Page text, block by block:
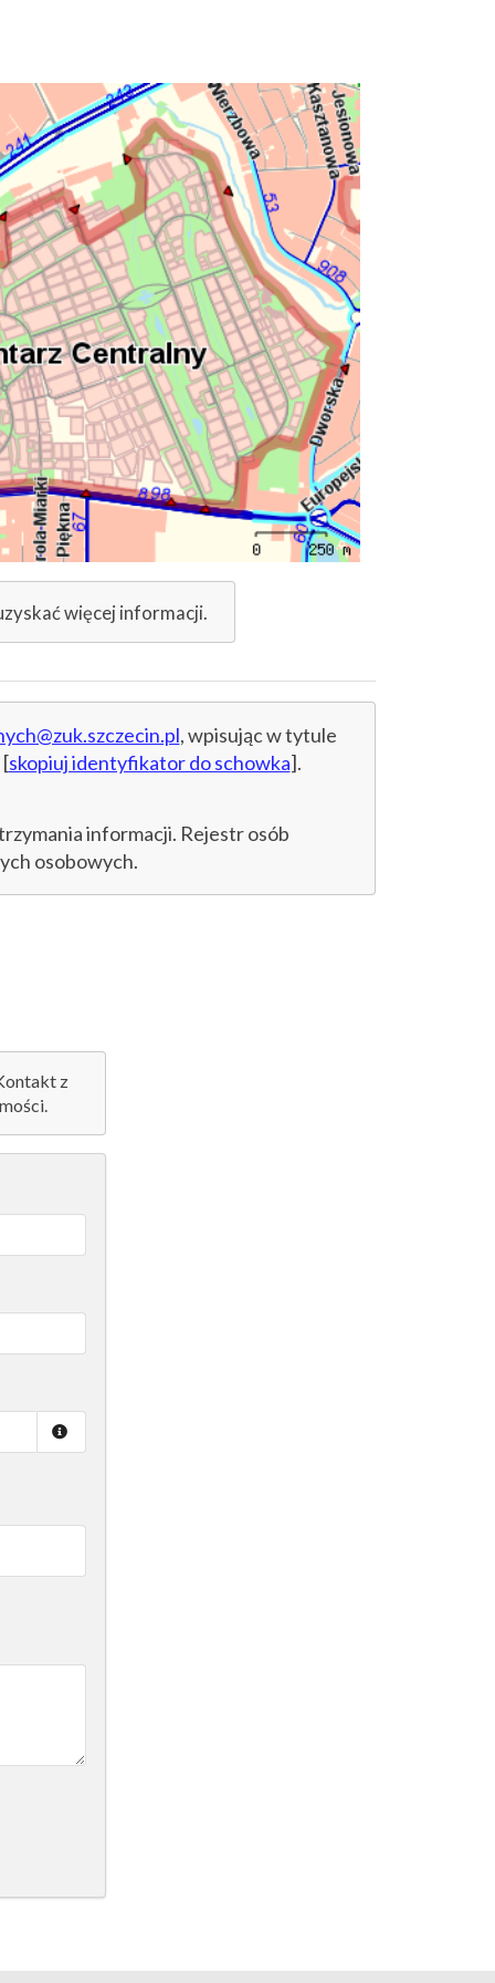
więcej informacji.
, wpisując w tytule
[skopiuj identyfikator do schowka].
informacji. Rejestr osób
osobowych.
z